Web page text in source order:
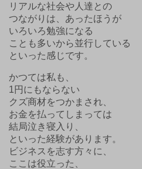
リアルな社会や人達との
つながりは、あったほうが
いろいろ勉強になる
ことも多いから並行している
といった感じです。
かつては私も、
1円にもならない
クズ商材をつかまされ、
お金を払ってしまっては
結局泣き寝入り、
といった経験があります。
ビジネスを志す方々に、
ここは役立った、